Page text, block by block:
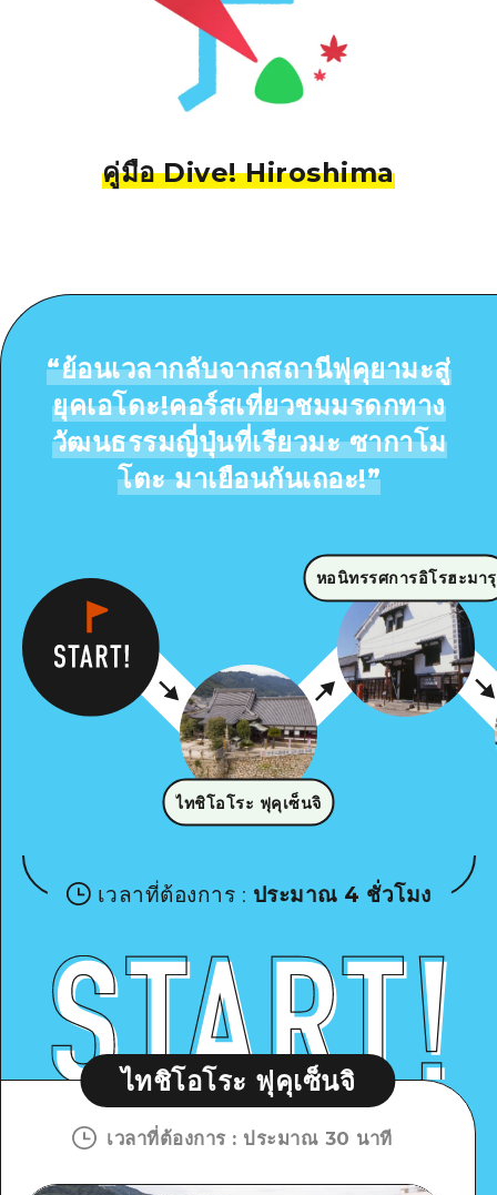
คู่มือ Dive! Hiroshima
“ย้อนเวลากลับจากสถานีฟุคุยามะสู่
ยุคเอโดะ!คอร์สเที่ยวชมมรดกทาง
วัฒนธรรมญี่ปุ่นที่เรียวมะ ซากาโม
โตะ มาเยือนกันเถอะ!”
ไทชิโอโระ ฟุคุเซ็นจิ
หอนิทรรศการอิโรฮะมารุ
เวลาที่ต้องการ : ประมาณ 4 ชั่วโมง
ไทชิโอโระ ฟุคุเซ็นจิ
เวลาที่ต้องการ : ประมาณ 30 นาที